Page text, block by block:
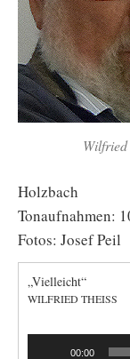
Holzbach
Tonaufnahmen:
Fotos: Josef Peil
„Vielleicht“
WILFRIED THEISS
00:00